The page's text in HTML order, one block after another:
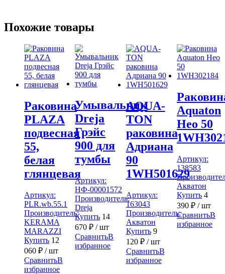
Похожие товары
Раковина
PLAZA
подвесная
55,
белая
глянцевая
Артикул:
PLR.wb.55.1
Производитель:
KERAMA
MARAZZI
Купить 12
060 ₽ / шт
СравнитьВ
избранное
Умывальник
Dreja
Грэйс
900 для
тумбы
Артикул:
НФ-00001572
Производитель:
Dreja
Купить 14
670₽ / шт
СравнитьВ
избранное
AQUA-
TON
раковина
Адриана
90
1WH501629
Артикул:
163043
Производитель:
Акватон
Купить 9
120 ₽/ шт
СравнитьВ
избранное
Aquaton
Нео 50
Артикул:
138583
Акватон
Купить 4
390 ₽/ шт
СравнитьВ
избранное